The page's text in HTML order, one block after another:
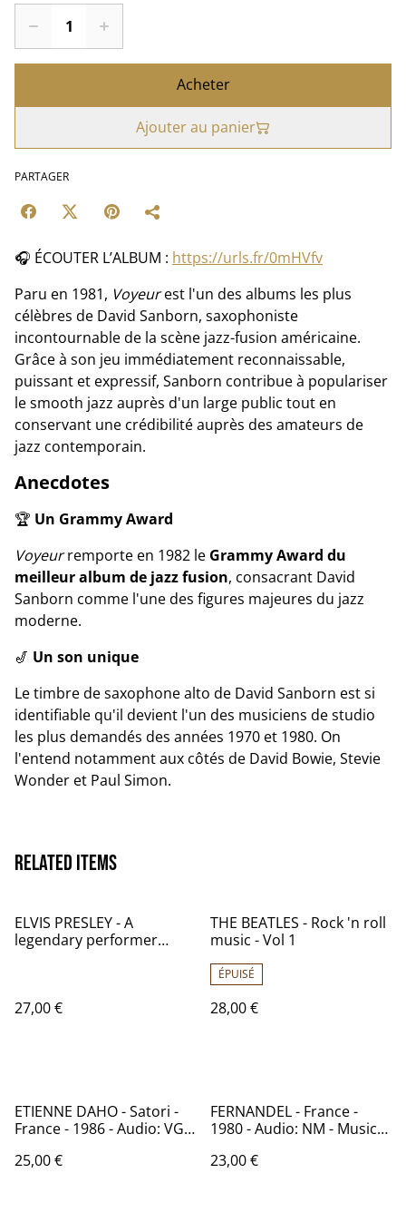
Acheter
Ajouter au panier
PARTAGER
🎧 ÉCOUTER L’ALBUM : https://urls.fr/0mHVfv
Paru en 1981, Voyeurest l'un des albums les plus
célèbres de David Sanborn, saxophoniste
incontournable de la scène jazz-fusion américaine.
Grâce à son jeu immédiatement reconnaissable,
puissant et expressif, Sanborn contribue à populariser
le smooth jazz auprès d'un large public tout en
conservant une crédibilité auprès des amateurs de
jazz contemporain.
Anecdotes
🏆 Un Grammy Award
Voyeurremporte en 1982 le Grammy Award du
meilleur album de jazz fusion, consacrant David
Sanborn comme l'une des figures majeures du jazz
moderne.
🎷 Un son unique
Le timbre de saxophone alto de David Sanborn est si
identifiable qu'il devient l'un des musiciens de studio
les plus demandés des années 1970 et 1980. On
l'entend notamment aux côtés de David Bowie, Stevie
Wonder et Paul Simon.
Related items
ELVIS PRESLEY - A
legendary performer
27,00 €
THE BEATLES - Rock 'n roll
music - Vol 1
ÉPUISÉ
28,00 €
ETIENNE DAHO - Satori -
France - 1986 - Audio: VG+
25,00 €
FERNANDEL - France -
1980 - Audio: NM - Music
13.538
23,00 €